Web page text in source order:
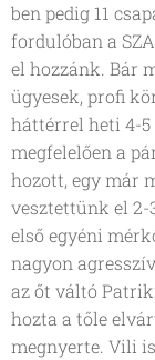
ben pedig 11
fordulóban a
el hozzánk. Bár
ügyesek, profi
háttérrel heti 4-5
megfelelően a
hozott, egy már
vesztettünk el
első egyéni
nagyon
az őt váltó
hozta a tőle
megnyerte. Vili